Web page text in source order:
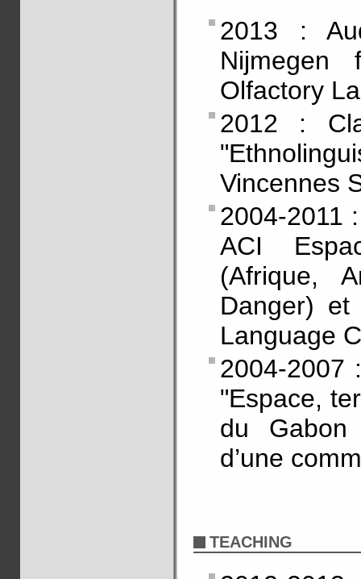
2013 :
Olfactory
2012 :
Vincennes
2004-2011
ACI
(Afrique,
Danger) et
Language
2004-2007
"Espace,
du Gabon
d’une
TEACHING